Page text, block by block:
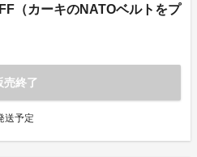
（カーキのNATOベルトをプ
売終了
送予定